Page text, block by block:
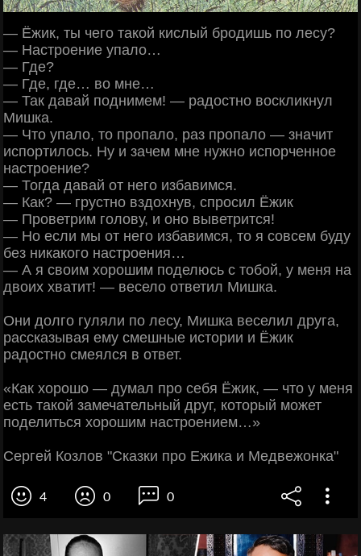
— Ёжик, ты чего такой кислый бродишь по лесу?
— Настроение упало…
— Где?
— Где, где… во мне…
— Так давай поднимем! — радостно воскликнул
Мишка.
— Что упало, то пропало, раз пропало — значит
испортилось. Ну и зачем мне нужно испорченное
настроение?
— Тогда давай от него избавимся.
— Как? — грустно вздохнув, спросил Ёжик
— Проветрим голову, и оно выветрится!
— Но если мы от него избавимся, то я совсем буду
без никакого настроения…
— А я своим хорошим поделюсь с тобой, у меня на
двоих хватит! — весело ответил Мишка.
Они долго гуляли по лесу, Мишка веселил друга,
рассказывая ему смешные истории и Ёжик
радостно смеялся в ответ.
«Как хорошо — думал про себя Ёжик, — что у меня
есть такой замечательный друг, который может
поделиться хорошим настроением…»
Сергей Козлов "Сказки про Ежика и Медвежонка"
4 0 0